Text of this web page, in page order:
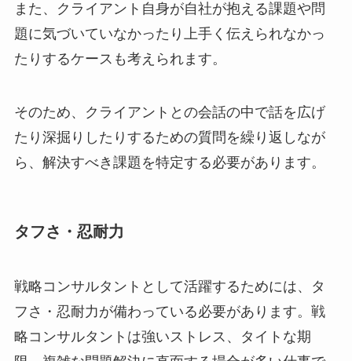
また、クライアント自身が自社が抱える課題や問
題に気づいていなかったり上手く伝えられなかっ
たりするケースも考えられます。
そのため、クライアントとの会話の中で話を広げ
たり深掘りしたりするための質問を繰り返しなが
ら、解決すべき課題を特定する必要があります。
タフさ・忍耐力
戦略コンサルタントとして活躍するためには、タ
フさ・忍耐力が備わっている必要があります。戦
略コンサルタントは強いストレス、タイトな期